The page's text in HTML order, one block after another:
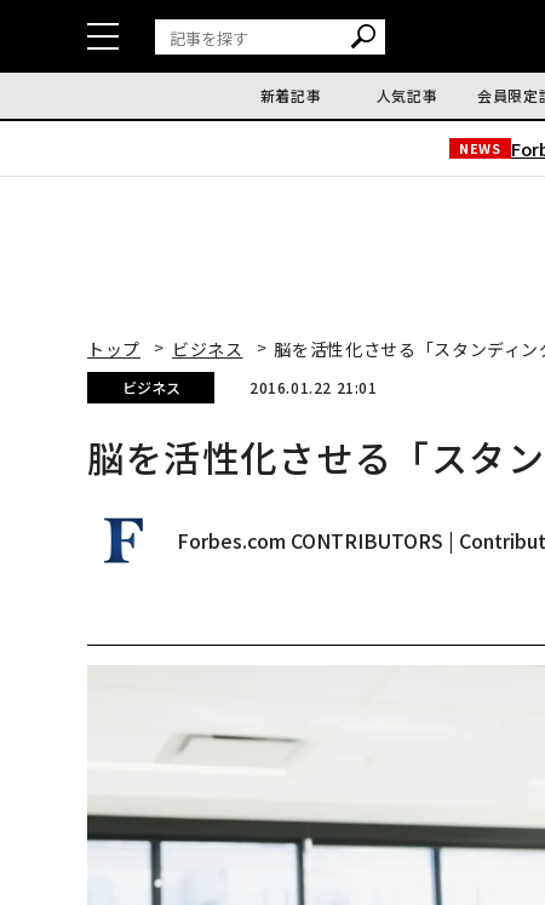
新着記事 人気記事 会員限定
NEWS
トップ ビジネス 脳を活性化させる「スタンディ
ビジネス 2016.01.22 21:01
脳を活性化させる「スタ
Forbes.com CONTRIBUTORS |